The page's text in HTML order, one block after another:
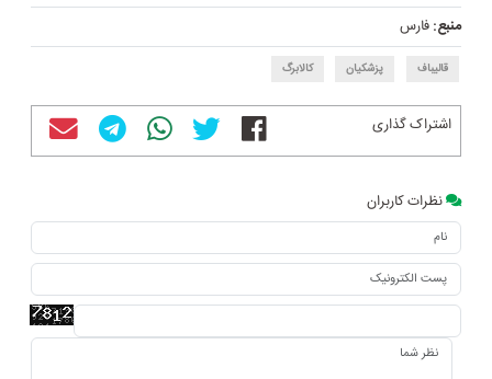
منبع:فارس
قالیباف پزشکیان کالابرگ
اشتراک گذاری
نظرات کاربران